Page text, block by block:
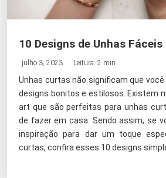
10 Designs de Unhas
julho 3, 2023 Leitura: 2 min
Unhas curtas não significam que
designs bonitos e estilosos. Existem
art que são perfeitas para unhas
de fazer em casa. Sendo assim, se
inspiração para dar um toque
curtas, confira esses 10 designs